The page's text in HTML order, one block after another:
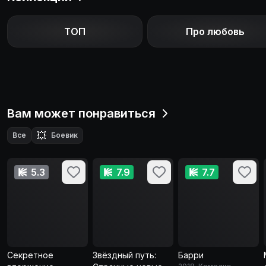
ТОП Про любовь
Вам может понравиться
Все 💥 Боевик
5.3
Секретное
7.9
Звёздный путь:
7.7
Барри